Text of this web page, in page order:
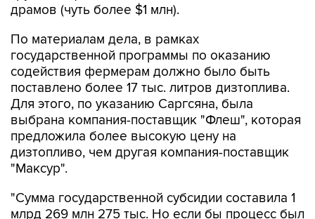
драмов (чуть более $1 млн).
По материалам дела, в рамках
государственной программы по оказанию
содействия фермерам должно было быть
поставлено более 17 тыс. литров дизтоплива.
Для этого, по указанию Саргсяна, была
выбрана компания-поставщик "Флеш", которая
предложила более высокую цену на
дизтопливо, чем другая компания-поставщик
"Максур".
"Сумма государственной субсидии составила 1
млрд 269 млн 275 тыс. Но если бы процесс был